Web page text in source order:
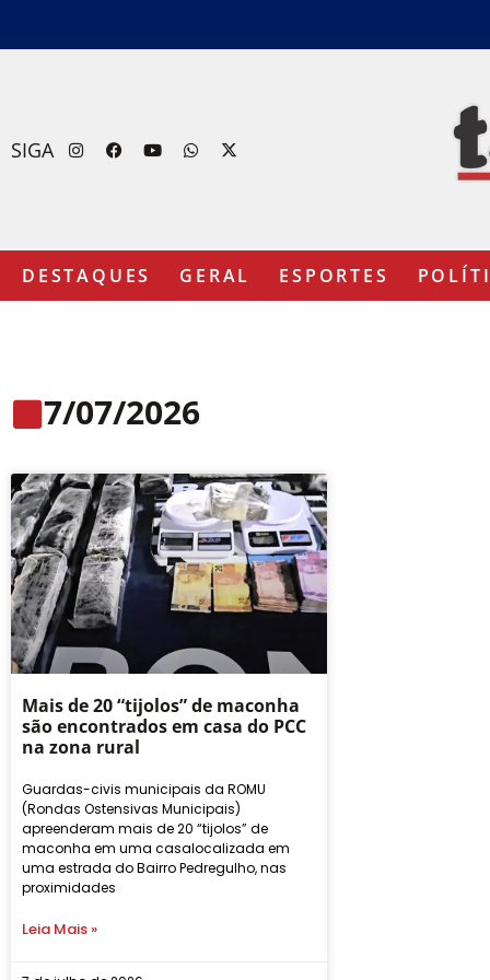
SIGA
DESTAQUES GERAL ESPORTES
7/07/2026
Mais de 20 “tijolos” de maconha
são encontrados em casa do PCC
na zona rural
Guardas-civis municipais da ROMU
(Rondas Ostensivas Municipais)
apreenderam mais de 20 “tijolos” de
maconha em uma casalocalizada em
uma estrada do Bairro Pedregulho, nas
proximidades
Leia Mais »